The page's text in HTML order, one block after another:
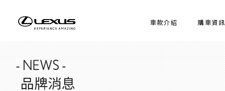
車款介紹 購車資訊
- NEWS -
品牌消息